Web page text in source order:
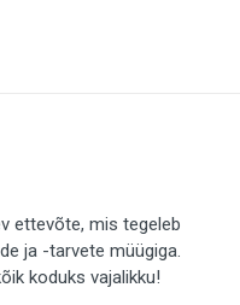
ettevõte, mis tegeleb
ja -tarvete müügiga.
koduks vajalikku!